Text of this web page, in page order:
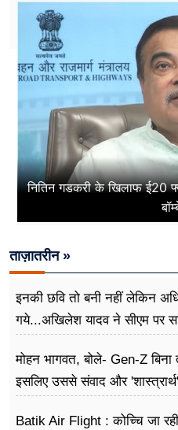
नितिन गडकरी के खिलाफ ई20
ताज़ातरीन »
इनकी छवि तो बनी नहीं लेकिन
गये...अखिलेश यादव ने सीएम पर
मोहन भागवत, बोले- Gen-Z बिना
इसलिए उससे संवाद और
Batik Air Flight : कोच्चि जा